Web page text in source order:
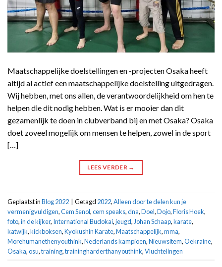
Maatschappelijke doelstellingen en -projecten Osaka heeft
altijd al actief een maatschappelijke doelstelling uitgedragen.
Wij hebben, met ons allen, de verantwoordelijkheid om hen te
helpen die dit nodig hebben. Wat is er mooier dan dit
gezamenlijk te doen in clubverband bij en met Osaka? Osaka
doet zoveel mogelijk om mensen te helpen, zowel in de sport
[…]
LEES VERDER →
Geplaatst inBlog 2022 Getagd 2022,Alleen door te delen kun je
vermenigvuldigen,Cem Senol,cem speaks,dna,Doel,Dojo,Floris Hoek,
foto,in de kijker, International Budokai,jeugd, Johan Schaap,karate,
katwijk,kickboksen,Kyokushin Karate,Maatschappelijk,mma,
Morehumanethenyouthink,Nederlands kampioen,Nieuwsitem,Oekraine,
Osaka,osu,training,trainingharderthanyouthink,Vluchtelingen